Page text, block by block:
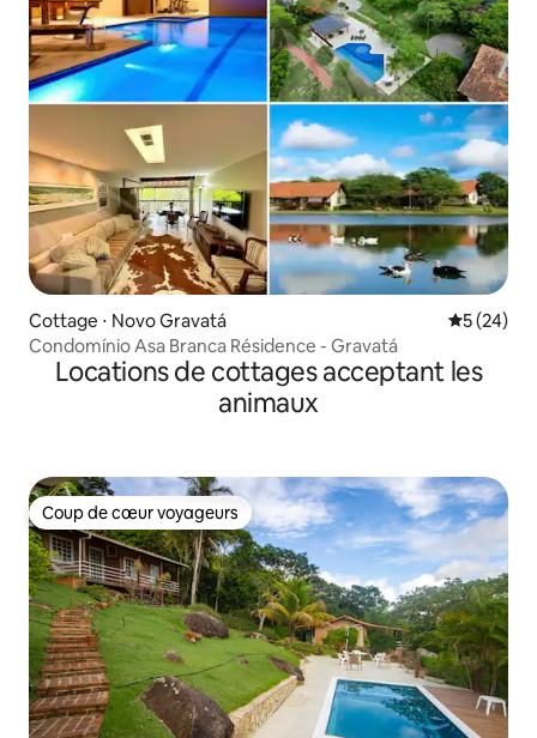
Cottage ⋅ Novo Gravatá
5 (24)
Condomínio Asa Branca Résidence - Gravatá
Locations de cottages acceptant les
animaux
Coup de cœur voyageurs
Coup de cœur voyageurs